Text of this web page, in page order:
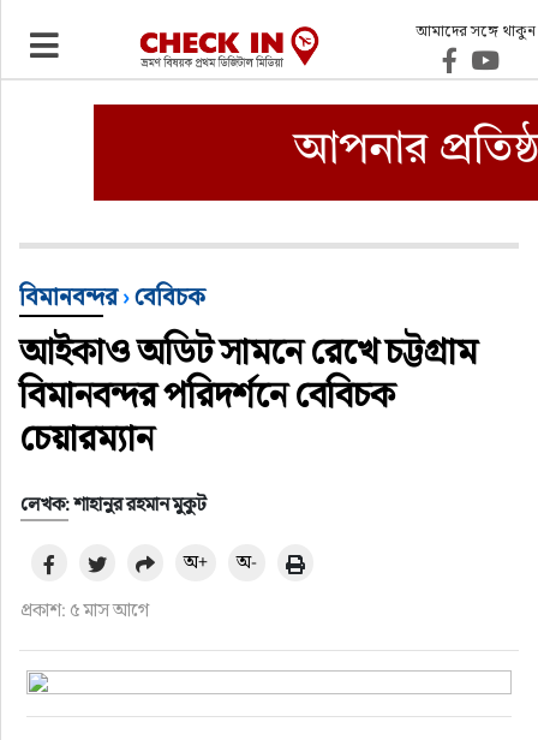
আমাদের সঙ্গে থাকুন
ভ্রমণ
ওটিএ
হোটেল-মোটেল-রিসোর্ট
বিদেশযাত্রা
ফুড
হজ-ওমরাহ
ভিডিও
বিমানবন্দর›বেবিচক
আইকাও অডিট সামনে রেখে চট্টগ্রাম
বিমানবন্দর পরিদর্শনে বেবিচক
চেয়ারম্যান
লেখক: শাহানুর রহমান মুকুট
প্রকাশ: ৫ মাস আগে
অ+ অ-